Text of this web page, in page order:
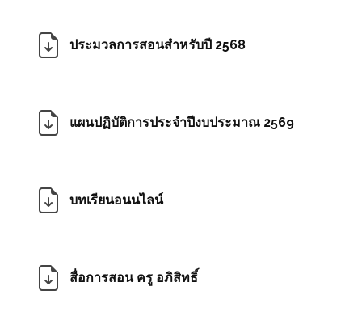
ประมวลการสอนสำหรับปี 2568
แผนปฏิบัติการประจำปีงบประมาณ 2569
บทเรียนอนนไลน์
สื่อการสอน ครู อภิสิทธิ์